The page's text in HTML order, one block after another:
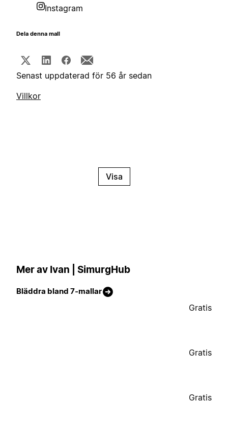
Instagram
Dela denna mall
Senast uppdaterad för 56 år sedan
Villkor
Visa
Mer av Ivan | SimurgHub
Bläddra bland 7-mallar
Gratis
Gratis
Gratis